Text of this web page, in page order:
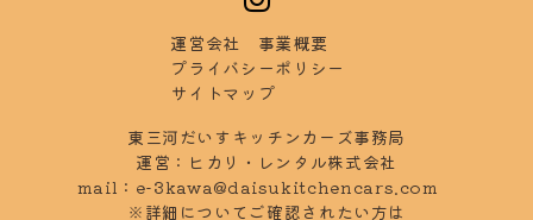
運営会社
事業概要
プラ イバシーポリシー
サイ トマップ
東三河だいすキッチンカーズ事務局
運営：ヒカリ・レンタル株式会社
mail： e-3kawa@daisukitchencars.com
※詳細についてご確認されたい方は